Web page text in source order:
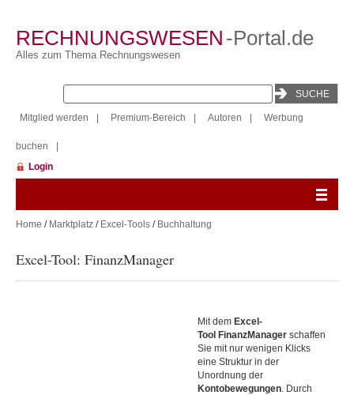
RECHNUNGSWESEN -Portal.de
Alles zum Thema Rechnungswesen
Mitglied werden Premium-Bereich Autoren Werbung
buchen
Login
Home / Marktplatz / Excel-Tools / Buchhaltung
Excel-Tool: FinanzManager
Mit dem Excel-
Tool FinanzManager schaffen
Sie mit nur wenigen Klicks
eine Struktur in der
Unordnung der
Kontobewegungen. Durch